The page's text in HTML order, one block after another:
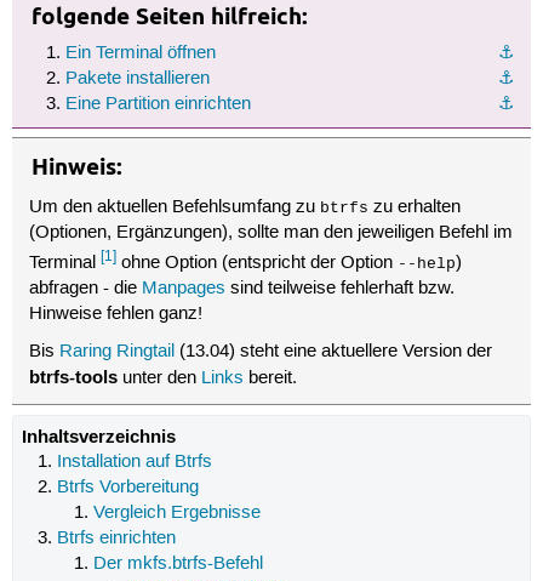
folgende Seiten hilfreich:
⚓︎
Ein Terminal öffnen
⚓︎
Pakete installieren
⚓︎
Eine Partition einrichten
Hinweis:
Um den aktuellen Befehlsumfang zu btrfs zu erhalten
(Optionen, Ergänzungen), sollte man den jeweiligen Befehl im
Terminal[1] ohne Option (entspricht der Option --help)
abfragen - die Manpages sind teilweise fehlerhaft bzw.
Hinweise fehlen ganz!
Bis Raring Ringtail (13.04) steht eine aktuellere Version der
btrfs-tools unter den Links bereit.
Inhaltsverzeichnis
Installation auf Btrfs
Btrfs Vorbereitung
Vergleich Ergebnisse
Btrfs einrichten
Der mkfs.btrfs-Befehl